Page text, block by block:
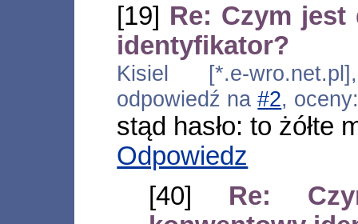
[19] Re: Czym
identyfikator?
Kisiel [*.e-
odpowiedź na#2,
stąd hasło: to żółte
Odpowiedz
[40] Re: